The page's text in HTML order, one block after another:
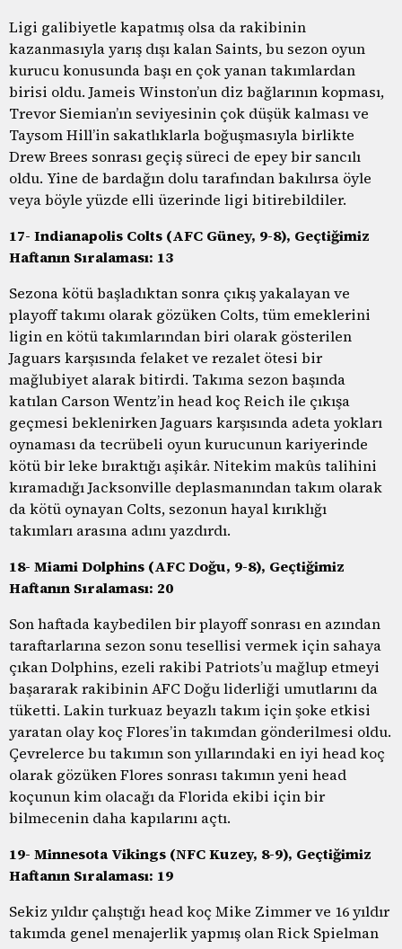
Ligi galibiyetle kapatmış olsa da rakibinin
kazanmasıyla yarış dışı kalan Saints, bu sezon oyun
kurucu konusunda başı en çok yanan takımlardan
birisi oldu. Jameis Winston’un diz bağlarının kopması,
Trevor Siemian’ın seviyesinin çok düşük kalması ve
Taysom Hill’in sakatlıklarla boğuşmasıyla birlikte
Drew Brees sonrası geçiş süreci de epey bir sancılı
oldu. Yine de bardağın dolu tarafından bakılırsa öyle
veya böyle yüzde elli üzerinde ligi bitirebildiler.
17- Indianapolis Colts (AFC Güney, 9-8), Geçtiğimiz
Haftanın Sıralaması: 13
Sezona kötü başladıktan sonra çıkış yakalayan ve
playoff takımı olarak gözüken Colts, tüm emeklerini
ligin en kötü takımlarından biri olarak gösterilen
Jaguars karşısında felaket ve rezalet ötesi bir
mağlubiyet alarak bitirdi. Takıma sezon başında
katılan Carson Wentz’in head koç Reich ile çıkışa
geçmesi beklenirken Jaguars karşısında adeta yokları
oynaması da tecrübeli oyun kurucunun kariyerinde
kötü bir leke bıraktığı aşikâr. Nitekim makûs talihini
kıramadığı Jacksonville deplasmanından takım olarak
da kötü oynayan Colts, sezonun hayal kırıklığı
takımları arasına adını yazdırdı.
18- Miami Dolphins (AFC Doğu, 9-8), Geçtiğimiz
Haftanın Sıralaması: 20
Son haftada kaybedilen bir playoff sonrası en azından
taraftarlarına sezon sonu tesellisi vermek için sahaya
çıkan Dolphins, ezeli rakibi Patriots’u mağlup etmeyi
başararak rakibinin AFC Doğu liderliği umutlarını da
tüketti. Lakin turkuaz beyazlı takım için şoke etkisi
yaratan olay koç Flores’in takımdan gönderilmesi oldu.
Çevrelerce bu takımın son yıllarındaki en iyi head koç
olarak gözüken Flores sonrası takımın yeni head
koçunun kim olacağı da Florida ekibi için bir
bilmecenin daha kapılarını açtı.
19- Minnesota Vikings (NFC Kuzey, 8-9), Geçtiğimiz
Haftanın Sıralaması: 19
Sekiz yıldır çalıştığı head koç Mike Zimmer ve 16 yıldır
takımda genel menajerlik yapmış olan Rick Spielman